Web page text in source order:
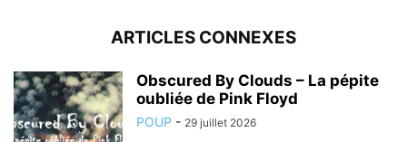
ARTICLES CONNEXES
Obscured By Clouds – La pépite
oubliée de Pink Floyd
POUP - 29 juillet 2026